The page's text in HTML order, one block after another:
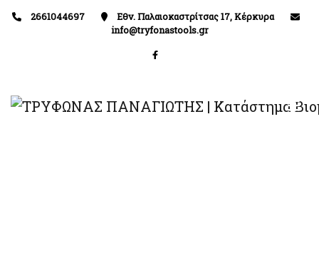
2661044697
Εθν. Παλαιοκαστρίτσας 17, Κέρκυρα
info@tryfonastools.gr